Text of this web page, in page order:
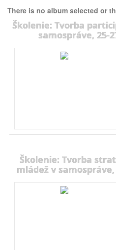
There is no album selected or
Školenie: Tvorba
samospráve, 25-
Školenie: Tvorba
mládež v samospráve,